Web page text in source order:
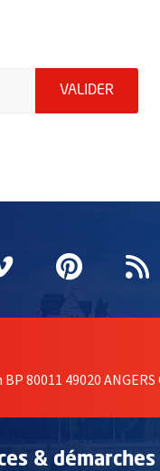
indiquez votre
VALIDER
fenêtre
une
Vimeo
, Ouvre une
,
80011 49020 ANGERS
& démarches